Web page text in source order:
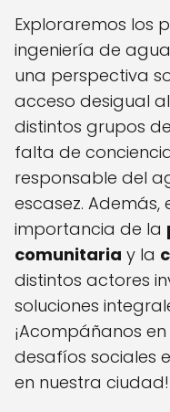
Exploraremos los
ingeniería de
una perspectiva
acceso desigual
distintos grupos
falta de
responsable del
escasez. Además,
importancia de la
comunitaria y la
distintos actores
soluciones
¡Acompáñanos
desafíos sociales
en nuestra ciudad!